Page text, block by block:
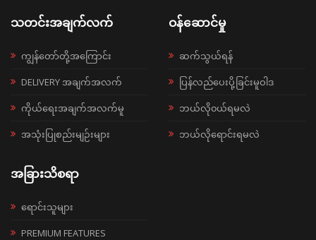
သတင်းအချက်လက်
ကျွန်တော်တို့အကြောင်း
DELIVERY အချက်အလက်
ကိုယ်ရေးအချက်အလက်မူ
အသုံးပြုစည်းမျဉ်းများ
ဝန်ဆောင်မှု
ဆက်သွယ်ရန်
ပြန်လည်ပေးပို့ခြင်းမူဝါဒ
ဘယ်လို၀ယ်ရမလဲ
ဘယ်လိုရောင်းရမလဲ
အခြားသိစရာ
ရောင်းသူများ
PREMIUM FEATURES